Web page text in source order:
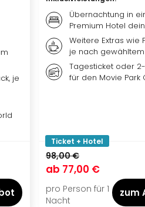
je
Übernachtung in
Premium Hotel
Weitere Extras wie
je nach
Tagesticket oder
für den Movie Park
Ticket + Hotel
98,00 €
ab 77,00 €
pro Person für 1
Nacht
zum